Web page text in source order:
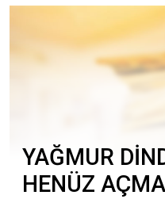
YAĞMUR
HENÜZ